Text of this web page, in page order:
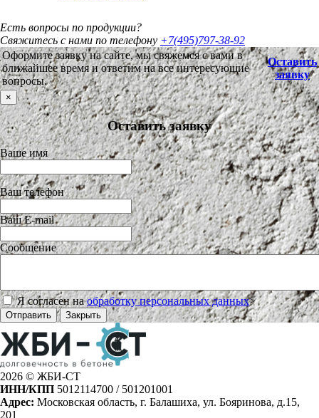
Есть вопросы по продукции?
Свяжитесь с нами по телефону +7(495)797-38-92
Оформите заявку на сайте, мы свяжемся с вами в
ближайшее время и ответим на все интересующие
вопросы.
Оставить
заявку
×
Оставить заявку
Ваше имя
Ваш телефон
Ваш E-mail
Сообщение
Я согласен наобработку персональных данных>
Отправить Закрыть
2026 © ЖБИ-СТ
ИНН/КПП 5012114700 / 501201001
Адрес: Московская область, г. Балашиха, ул. Бояринова, д.15,
201